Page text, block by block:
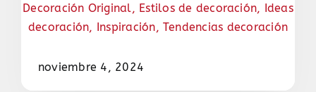
Decoración Original, Estilos de decoración, Ideas
decoración, Inspiración, Tendencias decoración
noviembre 4, 2024